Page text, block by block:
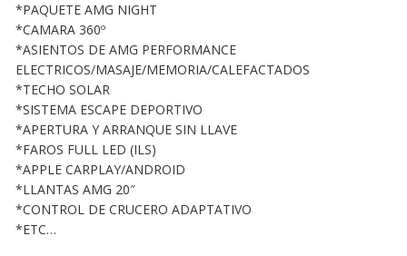
*PAQUETE AMG NIGHT
*CAMARA 360º
*ASIENTOS DE AMG PERFORMANCE
ELECTRICOS/MASAJE/MEMORIA/CALEFACTADOS
*TECHO SOLAR
*SISTEMA ESCAPE DEPORTIVO
*APERTURA Y ARRANQUE SIN LLAVE
*FAROS FULL LED (ILS)
*APPLE CARPLAY/ANDROID
*LLANTAS AMG 20″
*CONTROL DE CRUCERO ADAPTATIVO
*ETC…